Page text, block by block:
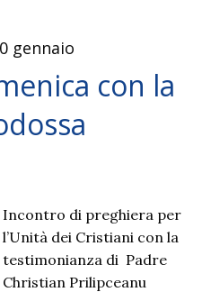
gennaio
con la
Incontro di preghiera per
l’Unità dei Cristiani con la
testimonianza di Padre
Christian Prilipceanu